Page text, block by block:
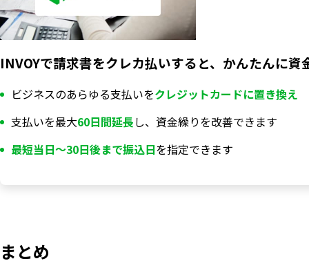
INVOYで請求書をクレカ払いすると、かんたんに資
ビジネスのあらゆる支払いをクレジットカードに置き換え
支払いを最大60日間延長し、資金繰りを改善できます
最短当日〜30日後まで振込日を指定できます
まとめ